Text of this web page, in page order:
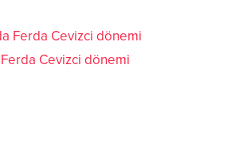
Cevizci dönemi